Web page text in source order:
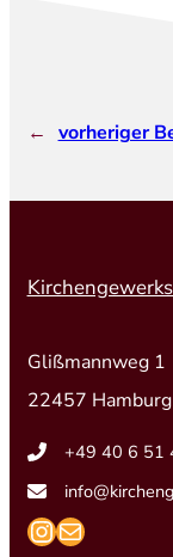
← vorheriger
Glißmannweg 1
22457 Hamburg
+49 40 6 51
https://